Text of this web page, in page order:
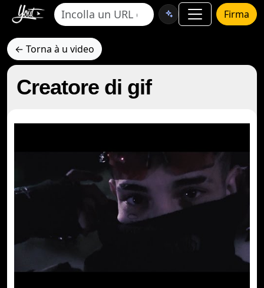
Firma
← Torna à u video
Creatore di gif